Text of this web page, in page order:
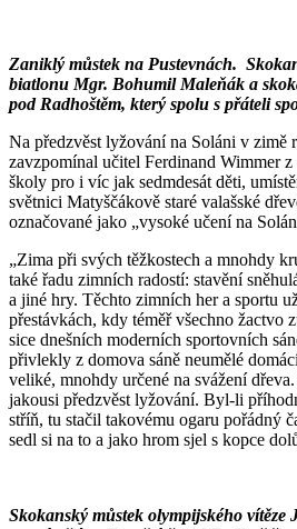
Zaniklý můstek na Pustevnách.
biatlonu Mgr. Bohumil Maleňák a
pod Radhoštěm, který spolu s přáteli
Na předzvěst lyžování na Soláni v zimě
zavzpomínal učitel Ferdinand Wimmer
školy pro i víc jak sedmdesát děti,
světnici Matyščákově staré valašské
označované jako „vysoké učení na
„Zima při svých těžkostech a mnohdy
také řadu zimních radostí: stavění
a jiné hry. Těchto zimních her a sportu
přestávkách, kdy téměř všechno žactvo
sice dnešních moderních sportovních
přivlekly z domova sáně neumělé
veliké, mnohdy určené na svážení
jakousi předzvěst lyžování. Byl-li
stříň, tu stačil takovému ogaru pořádný
sedl si na to a jako hrom sjel s kopce
Skokanský můstek olympijského